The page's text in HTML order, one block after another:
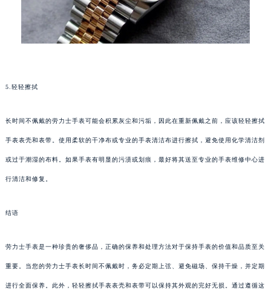
5.轻轻擦拭
长时间不佩戴的劳力士手表可能会积累灰尘和污垢，因此在重新佩戴之前，应该轻轻擦拭
手表表壳和表带。使用柔软的干净布或专业的手表清洁布进行擦拭，避免使用化学清洁剂
或过于潮湿的布料。如果手表有明显的污渍或划痕，最好将其送至专业的手表维修中心进
行清洁和修复。
结语
劳力士手表是一种珍贵的奢侈品，正确的保养和处理方法对于保持手表的价值和品质至关
重要。当您的劳力士手表长时间不佩戴时，务必定期上弦、避免磁场、保持干燥，并定期
进行全面保养。此外，轻轻擦拭手表表壳和表带可以保持其外观的完好无损。通过遵循这